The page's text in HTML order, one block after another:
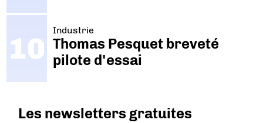
Industrie
Thomas Pesquet breveté
pilote d'essai
Les newsletters gratuites